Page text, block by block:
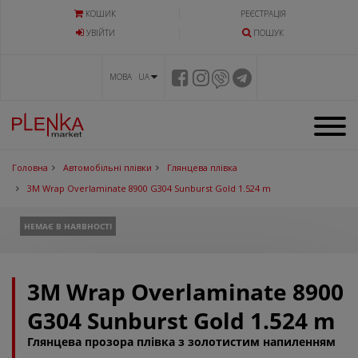
КОШИК
РЕЄСТРАЦІЯ
УВIЙТИ
ПОШУК
МОВА UA
Головна Автомобільні плівки
Глянцева плівка
3M Wrap Overlaminate 8900 G304 Sunburst Gold 1.524 m
НЕМАЄ В НАЯВНОСТІ
3M Wrap Overlaminate 8900
G304 Sunburst Gold 1.524 m
Глянцева прозора плівка з золотистим напиленням